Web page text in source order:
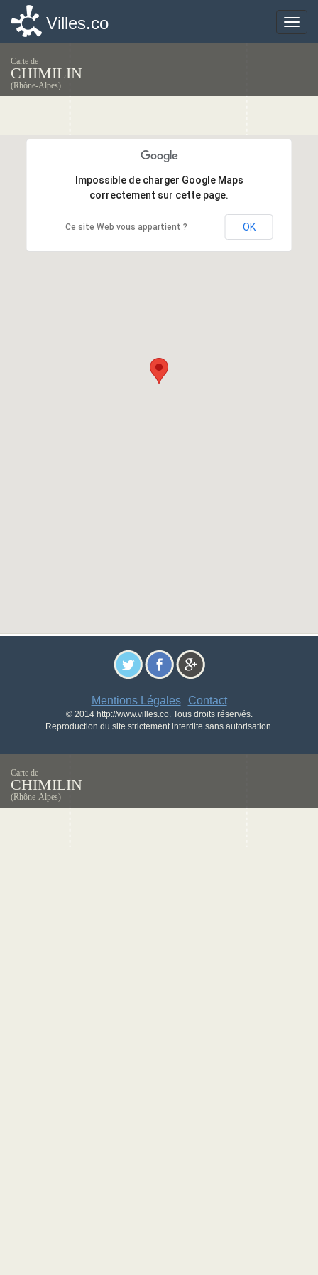
Toggle
Villes.co
Carte de
CHIMILIN
(Rhône-Alpes)
Impossible de charger Google Maps
correctement sur cette page.
Ce site Web vous appartient ? OK
Impossible de charger Google Maps
correctement sur cette page.
Ce site Web vous appartient ? OK
Mentions Légales- Contact
© 2014 http://www.villes.co. Tous droits réservés.
Reproduction du site strictement interdite sans autorisation.
Toggle
Villes.co
Carte de
CHIMILIN
(Rhône-Alpes)